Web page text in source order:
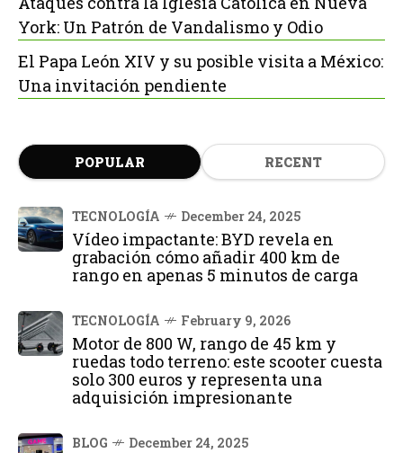
York: Un Patrón de Vandalismo y Odio
El Papa León XIV y su posible visita a México:
Una invitación pendiente
POPULAR RECENT
TECNOLOGÍA December 24, 2025
Vídeo impactante: BYD revela en
grabación cómo añadir 400 km de
rango en apenas 5 minutos de carga
TECNOLOGÍA February 9, 2026
Motor de 800 W, rango de 45 km y
ruedas todo terreno: este scooter cuesta
solo 300 euros y representa una
adquisición impresionante
BLOG December 24, 2025